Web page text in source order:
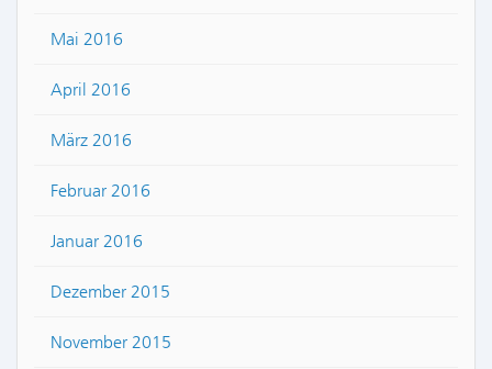
Mai 2016
April 2016
März 2016
Februar 2016
Januar 2016
Dezember 2015
November 2015